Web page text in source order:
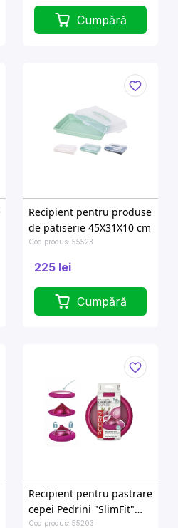
Cumpără
Recipient pentru produse
de patiserie 45X31X10 cm
Cod produs: 55523
225 lei
Cumpără
Recipient pentru pastrare
cepei Pedrini "SlimFit"
D12.5cm, H2.5cm
Cod produs: 55203